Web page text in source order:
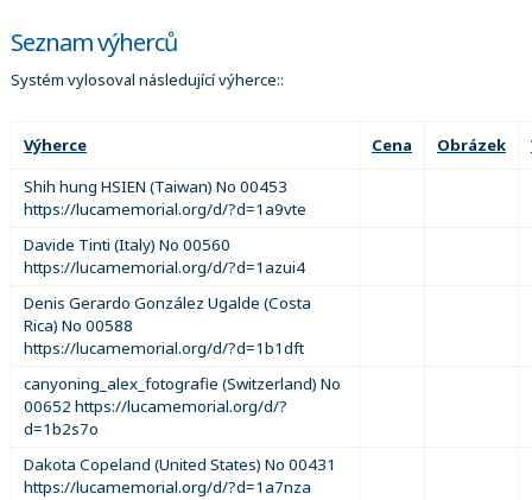
Seznam výherců
Systém vylosoval následující výherce::
Výherce Cena Obrázek
Shih hung HSIEN (Taiwan) No 00453
https://lucamemorial.org/d/?d=1a9vte
Davide Tinti (Italy) No 00560
https://lucamemorial.org/d/?d=1azui4
Denis Gerardo González Ugalde (Costa
Rica) No 00588
https://lucamemorial.org/d/?d=1b1dft
canyoning_alex_fotografie (Switzerland) No
00652 https://lucamemorial.org/d/?
d=1b2s7o
Dakota Copeland (United States) No 00431
https://lucamemorial.org/d/?d=1a7nza